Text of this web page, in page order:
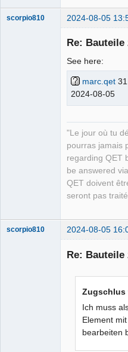
scorpio810 2024-08-05
Re: Bauteile
See here:
marc.qet
2024-08-05
"Le jour où tu
pourras jamais
regarding QET
be answered
QET doivent
seront pas
scorpio810 2024-08-05
Re: Bauteile
Zugschlus
Ich muss
Element
bearbeiten